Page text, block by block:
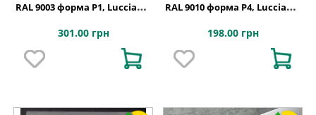
RAL 9003 форма P1, Lucciano,
301.00 грн
RAL 9010 форма P4, Lucciano,
198.00 грн